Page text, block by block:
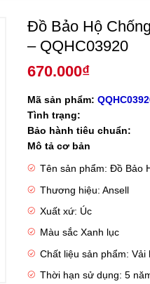
Đồ Bảo Hộ
– QQHC03920
670.000₫
Mã sản phẩm:
Tình trạng:
Bảo hành tiêu chuẩn:
Mô tả cơ bản
Tên sản phẩm: Đồ Bảo
Thương hiệu: Ansell
Xuất xứ: Úc
Màu sắc Xanh lục
Chất liệu sản phẩm:
Thời hạn sử dụng: 5